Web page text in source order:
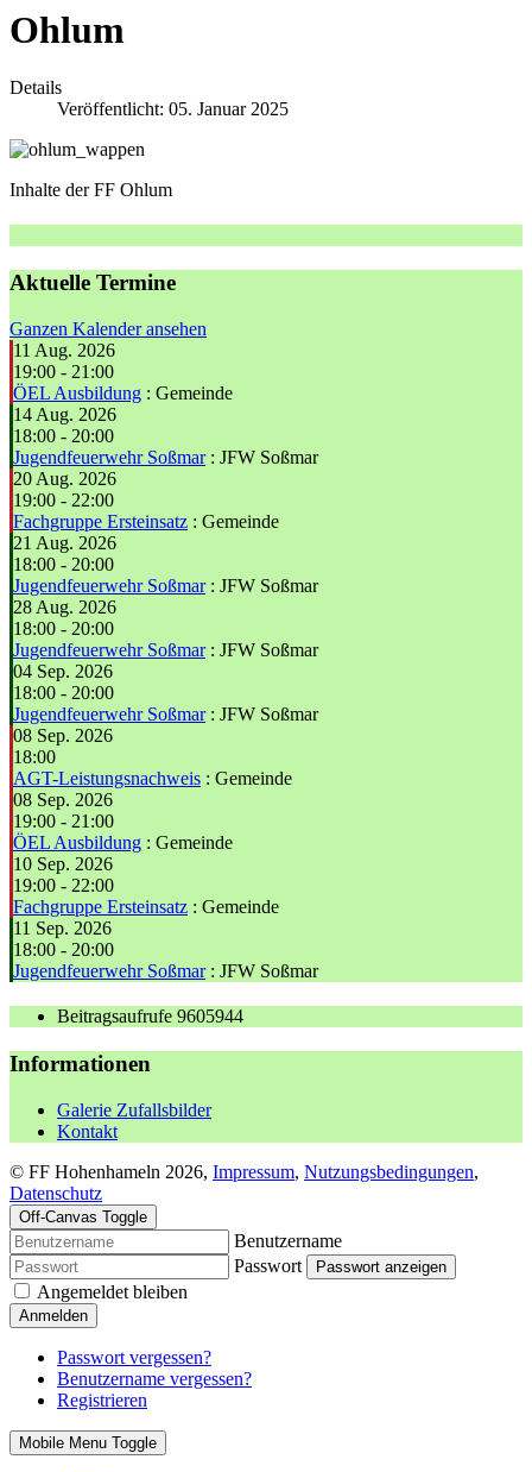
Ohlum
Details
Veröffentlicht: 05. Januar 2025
Inhalte der FF Ohlum
Aktuelle Termine
Ganzen Kalender ansehen
11 Aug. 2026
19:00 - 21:00
ÖEL Ausbildung : Gemeinde
14 Aug. 2026
18:00 - 20:00
Jugendfeuerwehr Soßmar: JFW Soßmar
20 Aug. 2026
19:00 - 22:00
Fachgruppe Ersteinsatz : Gemeinde
21 Aug. 2026
18:00 - 20:00
Jugendfeuerwehr Soßmar: JFW Soßmar
28 Aug. 2026
18:00 - 20:00
Jugendfeuerwehr Soßmar: JFW Soßmar
04 Sep. 2026
18:00 - 20:00
Jugendfeuerwehr Soßmar: JFW Soßmar
08 Sep. 2026
18:00
AGT-Leistungsnachweis : Gemeinde
08 Sep. 2026
19:00 - 21:00
ÖEL Ausbildung : Gemeinde
10 Sep. 2026
19:00 - 22:00
Fachgruppe Ersteinsatz : Gemeinde
11 Sep. 2026
18:00 - 20:00
Jugendfeuerwehr Soßmar: JFW Soßmar
Beitragsaufrufe 9605944
Informationen
Galerie Zufallsbilder
Kontakt
© FF Hohenhameln 2026, Impressum, Nutzungsbedingungen,
Datenschutz
Off-Canvas Toggle
Benutzername
Passwort
Passwort anzeigen
Angemeldet bleiben
Anmelden
Passwort vergessen?
Benutzername vergessen?
Registrieren
Mobile Menu Toggle